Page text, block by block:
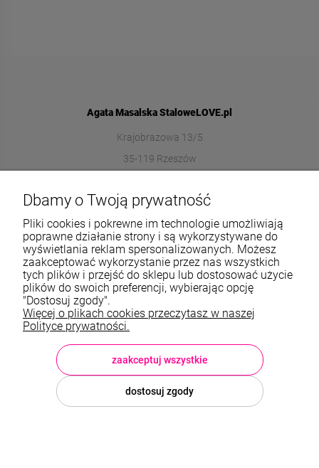
Agata Masalska StaloweLOVE.pl
Krajobrazowa 13/5
35-119 Rzeszów
572989669
Informacje
O nas
TWOJE KONTO
Sklep: StaloweLOVE, Krajobrazowa 13/5, 35-119 Rzeszów, woj.
podkarpackie, NIP: 8133612433, tel.:572 989 669
sklep@stalowelove.com.pl
Dbamy o Twoją prywatność
Pliki cookies i pokrewne im technologie umożliwiają
poprawne działanie strony i są wykorzystywane do
wyświetlania reklam spersonalizowanych. Możesz
zaakceptować wykorzystanie przez nas wszystkich
tych plików i przejść do sklepu lub dostosować użycie
plików do swoich preferencji, wybierając opcję
"Dostosuj zgody".
Więcej o plikach cookies przeczytasz w naszej
Polityce prywatności.
dostosuj zgody
zaakceptuj wszystkie